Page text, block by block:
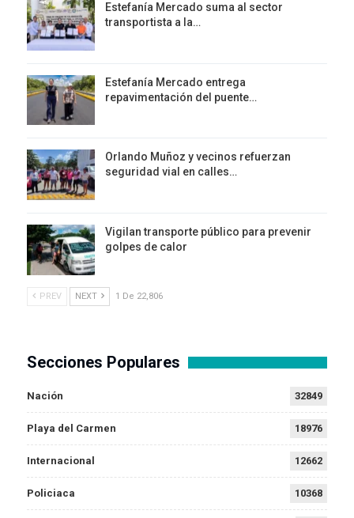
Estefanía Mercado suma al sector
transportista a la…
Estefanía Mercado entrega
repavimentación del puente…
Orlando Muñoz y vecinos refuerzan
seguridad vial en calles…
Vigilan transporte público para prevenir
golpes de calor
PREV NEXT 1 De 22,806
Secciones Populares
Nación 32849
Playa del Carmen 18976
Internacional 12662
Policiaca 10368